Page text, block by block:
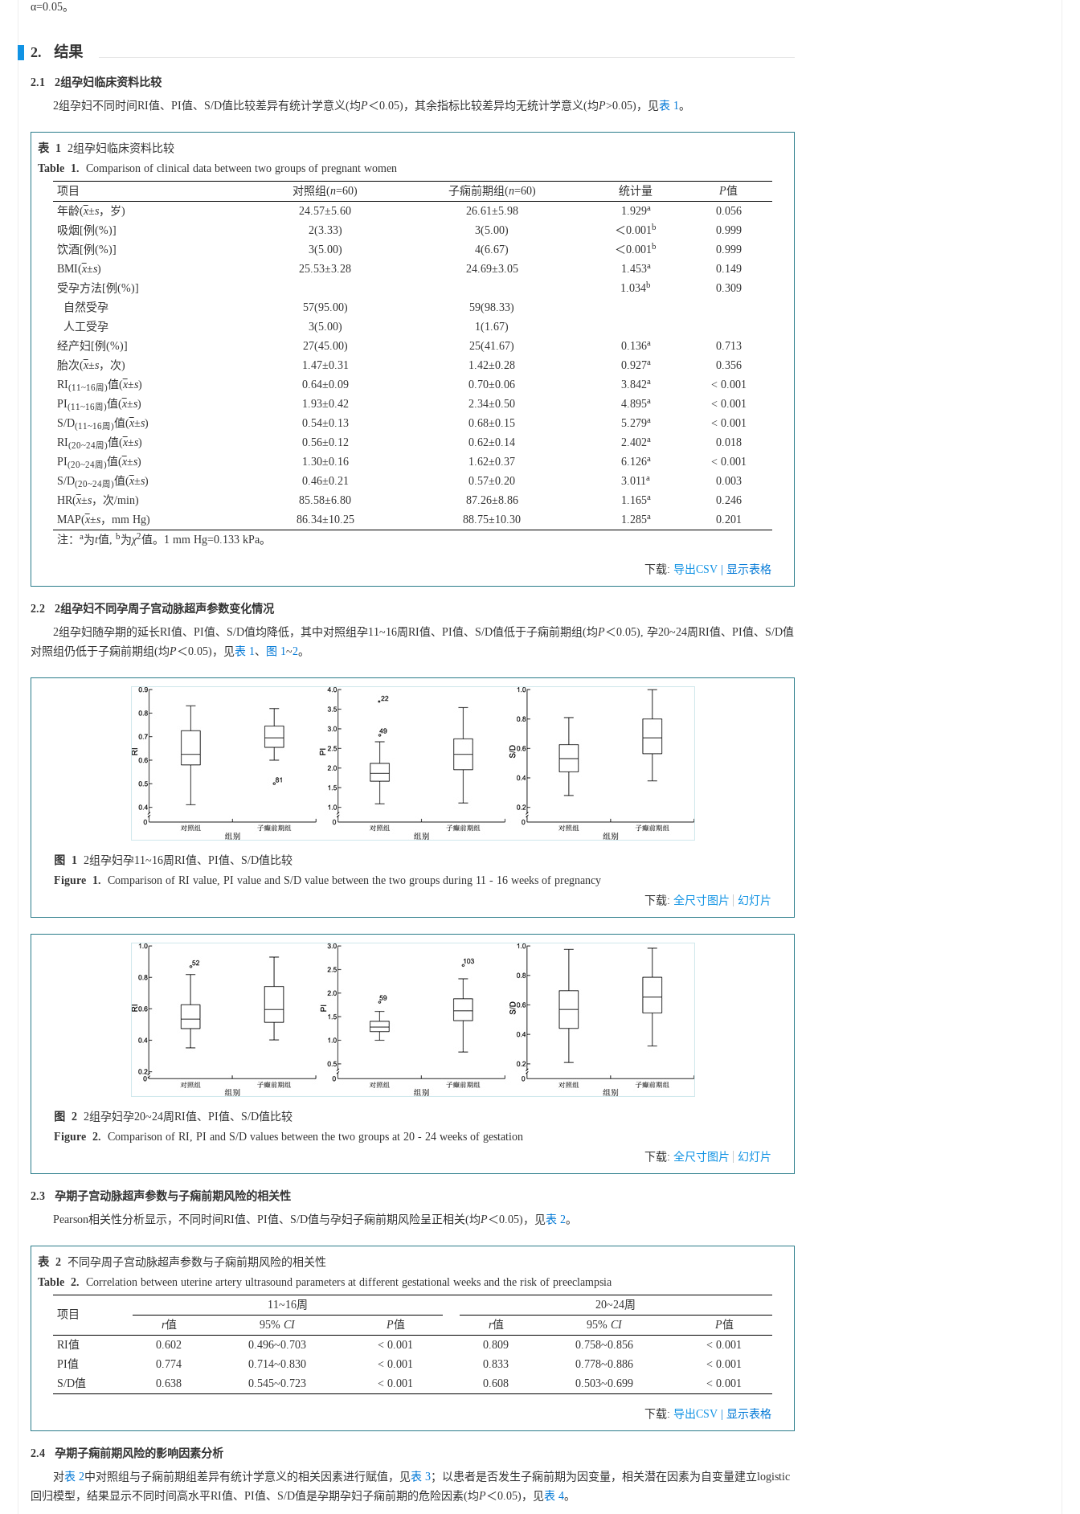
α=0.05。
2. 结果
2.1 2组孕妇临床资料比较
2组孕妇不同时间RI值、PI值、S/D值比较差异有统计学意义(均P＜0.05)，其余指标比较差异均无统计学意义(均P>0.05)，见表 1。
表 1 2组孕妇临床资料比较
Table 1. Comparison of clinical data between two groups of pregnant women
项目
对照组(n=60) 子痫前期组(n=60) 统计量 P值
年龄(x±s，岁) 24.57±5.60 26.61±5.98 1.929a
0.056
吸烟[例(%)]
2(3.33) 3(5.00) ＜0.001b
0.999
饮酒[例(%)]
3(5.00) 4(6.67) ＜0.001b
0.999
BMI(x±s) 25.53±3.28 24.69±3.05 1.453a
0.149
受孕方法[例(%)]
1.034b
0.309
自然受孕
57(95.00)
59(98.33)
人工受孕
3(5.00)
1(1.67)
经产妇[例(%)]
27(45.00) 25(41.67) 0.136a
0.713
胎次(x±s，次) 1.47±0.31 1.42±0.28 0.927a
0.356
RI(11~16周)值(x±s) 0.64±0.09 0.70±0.06 3.842a
< 0.001
PI(11~16周)值(x±s) 1.93±0.42 2.34±0.50 4.895a
< 0.001
S/D(11~16周)值(x±s) 0.54±0.13 0.68±0.15 5.279a
< 0.001
RI(20~24周)值(x±s) 0.56±0.12 0.62±0.14 2.402a
0.018
PI(20~24周)值(x±s) 1.30±0.16 1.62±0.37 6.126a
< 0.001
S/D(20~24周)值(x±s) 0.46±0.21 0.57±0.20 3.011a
0.003
HR(x±s，次/min) 85.58±6.80 87.26±8.86 1.165a
0.246
MAP(x±s，mm Hg) 86.34±10.25 88.75±10.30 1.285a
0.201
注：
a为t值, b为χ2值。1 mm Hg=0.133 kPa。
下载: 导出CSV | 显示表格
2.2 2组孕妇不同孕周子宫动脉超声参数变化情况
2组孕妇随孕期的延长RI值、PI值、S/D值均降低，其中对照组孕11~16周RI值、PI值、S/D值低于子痫前期组(均P＜0.05), 孕20~24周RI值、PI值、S/D值
对照组仍低于子痫前期组(均P＜0.05)，见表 1、 图 1~2。
图 1 2组孕妇孕11~16周RI值、PI值、S/D值比较
Figure 1. Comparison of RI value, PI value and S/D value between the two groups during 11 - 16 weeks of pregnancy
下载: 全尺寸图片 幻灯片
图 2 2组孕妇孕20~24周RI值、PI值、S/D值比较
Figure 2. Comparison of RI, PI and S/D values between the two groups at 20 - 24 weeks of gestation
下载: 全尺寸图片 幻灯片
2.3 孕期子宫动脉超声参数与子痫前期风险的相关性
Pearson相关性分析显示，不同时间RI值、PI值、S/D值与孕妇子痫前期风险呈正相关(均P＜0.05)，见表 2。
表 2 不同孕周子宫动脉超声参数与子痫前期风险的相关性
Table 2. Correlation between uterine artery ultrasound parameters at different gestational weeks and the risk of preeclampsia
项目
11~16周
20~24周
r值 95% CI P值 r值 95%CI P值
RI值
0.602 0.496~0.703 < 0.001 0.809 0.758~0.856
< 0.001
PI值
0.774 0.714~0.830 < 0.001 0.833 0.778~0.886
< 0.001
S/D值
0.638 0.545~0.723 < 0.001 0.608 0.503~0.699 < 0.001
下载: 导出CSV | 显示表格
2.4 孕期子痫前期风险的影响因素分析
对表 2中对照组与子痫前期组差异有统计学意义的相关因素进行赋值，见表 3；以患者是否发生子痫前期为因变量，相关潜在因素为自变量建立logistic
回归模型，结果显示不同时间高水平RI值、PI值、S/D值是孕期孕妇子痫前期的危险因素(均P＜0.05)，见表 4。